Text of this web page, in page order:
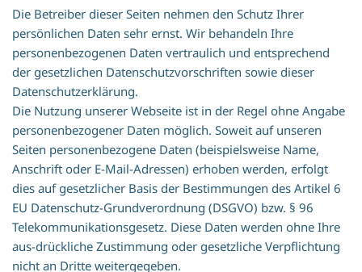
Die Betreiber dieser Seiten nehmen den Schutz Ihrer
persönlichen Daten sehr ernst. Wir behandeln Ihre
personenbezogenen Daten vertraulich und entsprechend
der gesetzlichen Datenschutzvorschriften sowie dieser
Datenschutzerklärung.
Die Nutzung unserer Webseite ist in der Regel ohne Angabe
personenbezogener Daten möglich. Soweit auf unseren
Seiten personenbezogene Daten (beispielsweise Name,
Anschrift oder E-Mail-Adressen) erhoben werden, erfolgt
dies auf gesetzlicher Basis der Bestimmungen des Artikel 6
EU Datenschutz-Grundverordnung (DSGVO) bzw. § 96
Telekommunikationsgesetz. Diese Daten werden ohne Ihre
aus-drückliche Zustimmung oder gesetzliche Verpflichtung
nicht an Dritte weitergegeben.